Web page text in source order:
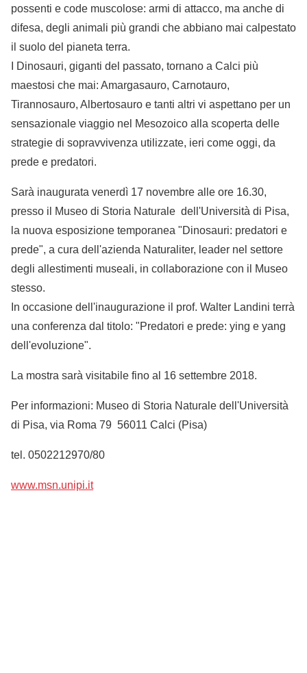
possenti e code muscolose: armi di attacco, ma anche di
difesa, degli animali più grandi che abbiano mai calpestato
il suolo del pianeta terra.
I Dinosauri, giganti del passato, tornano a Calci più
maestosi che mai: Amargasauro, Carnotauro,
Tirannosauro, Albertosauro e tanti altri vi aspettano per un
sensazionale viaggio nel Mesozoico alla scoperta delle
strategie di sopravvivenza utilizzate, ieri come oggi, da
prede e predatori.
Sarà inaugurata venerdì 17 novembre alle ore 16.30,
presso il Museo di Storia Naturale dell'Università di Pisa,
la nuova esposizione temporanea "Dinosauri: predatori e
prede", a cura dell'azienda Naturaliter, leader nel settore
degli allestimenti museali, in collaborazione con il Museo
stesso.
In occasione dell'inaugurazione il prof. Walter Landini terrà
una conferenza dal titolo: "Predatori e prede: ying e yang
dell'evoluzione".
La mostra sarà visitabile fino al 16 settembre 2018.
Per informazioni: Museo di Storia Naturale dell'Università
di Pisa, via Roma 79 56011 Calci (Pisa)
tel. 0502212970/80
www.msn.unipi.it